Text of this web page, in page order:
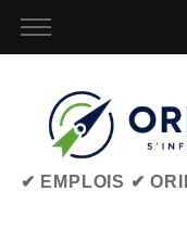
✔ EMPLOIS ✔